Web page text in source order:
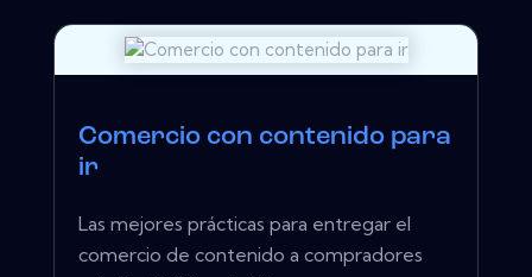
Comercio con contenido para
ir
Las mejores prácticas para entregar el
comercio de contenido a compradores